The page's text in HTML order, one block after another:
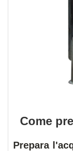
Come
Prepara